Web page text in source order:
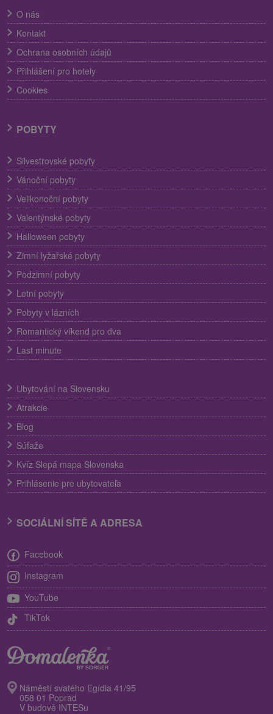
O nás
Kontakt
Ochrana osobních údajů
Přihlášení pro hotely
Cookies
POBYTY
Silvestrovské pobyty
Vánoční pobyty
Velikonoční pobyty
Valentýnské pobyty
Halloween pobyty
Zimní lyžařské pobyty
Podzimní pobyty
Letní pobyty
Pobyty v lázních
Romantický víkend pro dva
Last minute
Ubytování na Slovensku
Atrakcie
Blog
Súťaže
Kvíz Slepá mapa Slovenska
Prihlásenie pre ubytovateľa
SOCIÁLNÍ SÍTĚ A ADRESA
Facebook
Instagram
YouTube
TikTok
Náměstí svatého Egídia 41/95
058 01 Poprad
V budově INTESu